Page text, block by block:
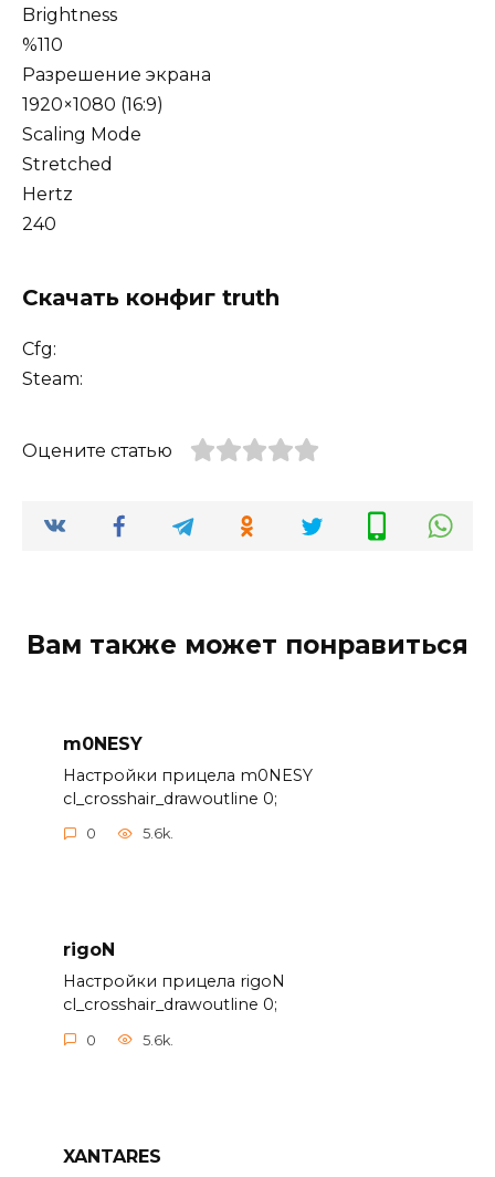
Brightness
%110
Разрешение экрана
1920×1080 (16:9)
Scaling Mode
Stretched
Hertz
240
Скачать конфиг truth
Cfg:
Steam:
Оцените статью
Вам также может понравиться
m0NESY
Настройки прицела m0NESY
cl_crosshair_drawoutline 0;
0 5.6k.
rigoN
Настройки прицела rigoN
cl_crosshair_drawoutline 0;
0 5.6k.
XANTARES